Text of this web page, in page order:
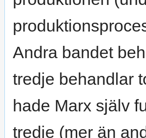
Andra bandet
tredje behandlar
hade Marx själv
tredje (mer än